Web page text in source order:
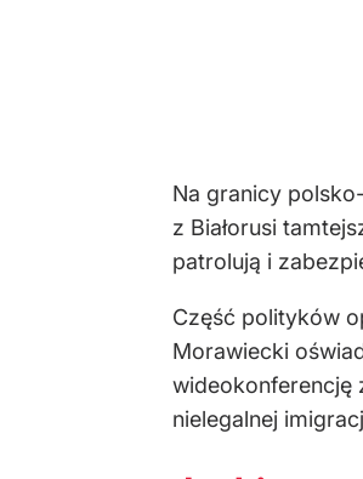
Na granicy
z Białorusi
patrolują i
Część polityków
Morawiecki
wideokonferencję
nielegalnej